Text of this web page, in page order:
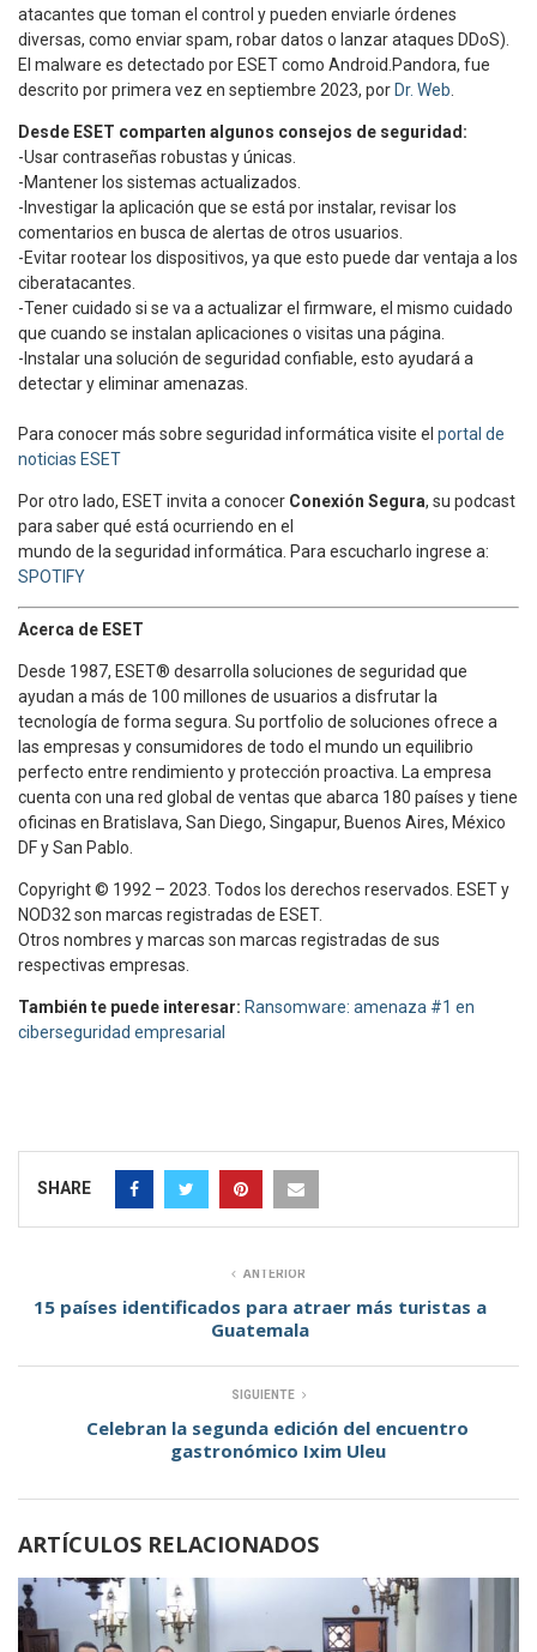
atacantes que toman el control y pueden enviarle órdenes
diversas, como enviar spam, robar datos o lanzar ataques DDoS).
El malware es detectado por ESET como Android.Pandora, fue
descrito por primera vez en septiembre 2023, por Dr. Web
Desde ESET comparten algunos consejos de seguridad:
-Usar contraseñas robustas y únicas.
-Mantener los sistemas actualizados.
-Investigar la aplicación que se está por instalar, revisar los
comentarios en busca de alertas de otros usuarios.
-Evitar rootear los dispositivos, ya que esto puede dar ventaja a los
ciberatacantes.
-Tener cuidado si se va a actualizar el firmware, el mismo cuidado
que cuando se instalan aplicaciones o visitas una página.
-Instalar una solución de seguridad confiable, esto ayudará a
detectar y eliminar amenazas.
Para conocer más sobre seguridad informática visite el portal de
noticias ESET
Por otro lado, ESET invita a conocer Conexión Segura, su podcast
para saber qué está ocurriendo en el
mundo de la seguridad informática. Para escucharlo ingrese a:
SPOTIFY
Acerca de ESET
Desde 1987, ESET® desarrolla soluciones de seguridad que
ayudan a más de 100 millones de usuarios a disfrutar la
tecnología de forma segura. Su portfolio de soluciones ofrece a
las empresas y consumidores de todo el mundo un equilibrio
perfecto entre rendimiento y protección proactiva. La empresa
cuenta con una red global de ventas que abarca 180 países y tiene
oficinas en Bratislava, San Diego, Singapur, Buenos Aires, México
DF y San Pablo.
Copyright © 1992 – 2023. Todos los derechos reservados. ESET y
NOD32 son marcas registradas de ESET.
Otros nombres y marcas son marcas registradas de sus
respectivas empresas.
También te puede interesar: Ransomware: amenaza #1 en
ciberseguridad empresarial
SHARE
ANTERIOR
15 países identificados para atraer más turistas a
Guatemala
SIGUIENTE
Celebran la segunda edición del encuentro
gastronómico Ixim Uleu
ARTÍCULOS RELACIONADOS